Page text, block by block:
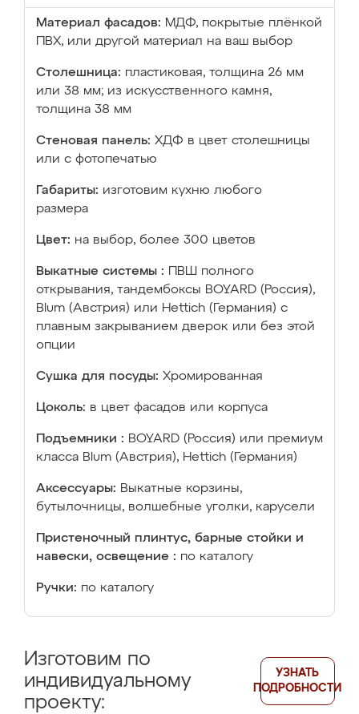
Материал фасадов: МДФ, покрытые плёнкой
ПВХ, или другой материал на ваш выбор
Столешница: пластиковая, толщина 26 мм
или 38 мм; из искусственного камня,
толщина 38 мм
Стеновая панель: ХДФ в цвет столешницы
или с фотопечатью
Габариты: изготовим кухню любого
размера
Цвет: на выбор, более 300 цветов
Выкатные системы :
ПВШ полного
открывания, тандембоксы BOYARD (Россия),
Blum (Австрия) или Hettich (Германия) с
плавным закрыванием дверок или без этой
опции
Сушка для посуды: Хромированная
Цоколь: в цвет фасадов или корпуса
Подъемники : BOYARD (Россия) или премиум
класса Blum (Австрия), Hettich (Германия)
Аксессуары: Выкатные корзины,
бутылочницы, волшебные уголки, карусели
Пристеночный плинтус, барные стойки и
навески, освещение : по каталогу
Ручки: по каталогу
Изготовим по
индивидуальному
проекту:
УЗНАТЬ
ПОДРОБНОСТИ